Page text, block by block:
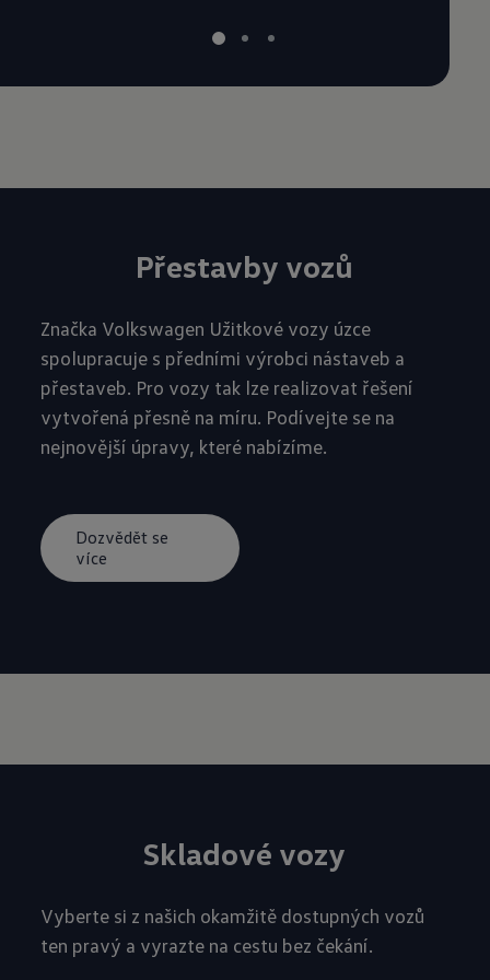
Přestavby vozů
Značka Volkswagen Užitkové vozy úzce
spolupracuje s předními výrobci nástaveb a
přestaveb. Pro vozy tak lze realizovat řešení
vytvořená přesně na míru. Podívejte se na
nejnovější úpravy, které nabízíme.
Dozvědět se
více
Skladové vozy
Vyberte si z našich okamžitě dostupných vozů
ten pravý a vyrazte na cestu bez čekání.